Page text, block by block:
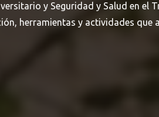
y Seguridad y Salud en el
herramientas y actividades que